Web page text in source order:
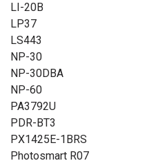
LI-20B
LP37
LS443
NP-30
NP-30DBA
NP-60
PA3792U
PDR-BT3
PX1425E-1BRS
Photosmart R07